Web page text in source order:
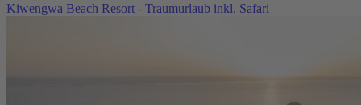
Kiwengwa Beach Resort - Traumurlaub inkl. Safari